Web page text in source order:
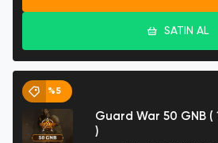
SATIN AL
%5
Guard War 50 GNB
)